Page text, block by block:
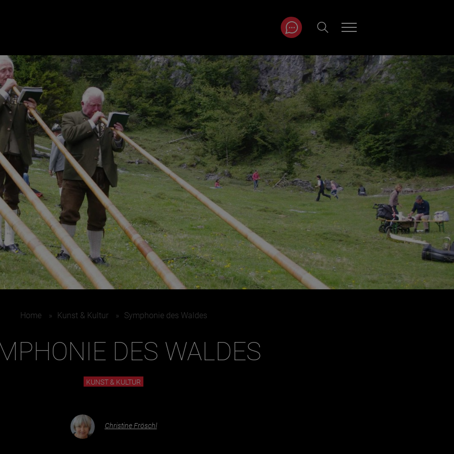
KATEGORIEN
Essen & Trinken
Outdoor & Sport
Gesundheit
Nachhaltigkeit
Sehenswürdig
Kunst & Kultur
Brauchtum
Lifestyle
Hotel & Reise
Archiv
BEITRÄGE NACH
MONAT
Jänner
Februar
März
April
Mai
Juni
Juli
August
September
Oktober
November
Dezember
Home » Kunst & Kultur » Symphonie des Waldes
DES WALDES
KUNST & KULTUR
Christine Fröschl